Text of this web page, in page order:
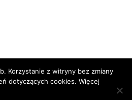
Korzystanie z witryny bez zmiany
dotyczących cookies. Więcej